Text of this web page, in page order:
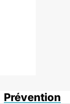
Prévention